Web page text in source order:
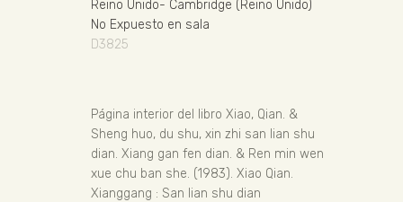
Reino Unido- Cambridge (Reino Unido)
No Expuesto en sala
D3825
Página interior del libro Xiao, Qian. &
Sheng huo, du shu, xin zhi san lian shu
dian. Xiang gan fen dian. & Ren min wen
xue chu ban she. (1983). Xiao Qian.
Xianggang : San lian shu dian